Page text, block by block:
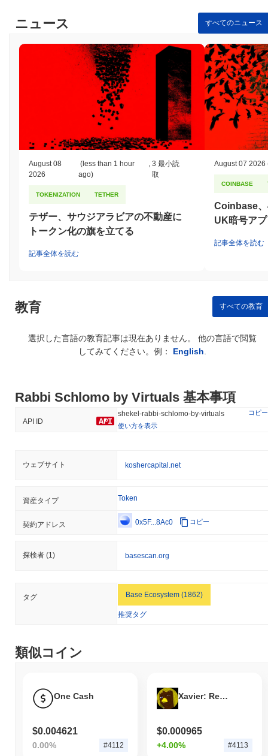
めに一定量のネイティブトークンをステーキングする必要があ
り、正直に行動するインセンティブが与えられます。プロトコル
は、Elliptic Curve Digital Signature Algorithm（ECDSA）などの高
度な暗号技術を利用して、安全な認証とデータの整合性を確保し
ます。 参加者のインセンティブを調整するために、ネットワーク
はトランザクションを成功裏に確認したバリデーターに対してス
テーキング報酬を提供し、悪意のある活動に従事したり、正しく
検証できなかったバリデーターにはスラッシングペナルティを実
施します。この二重メカニズムは、不正行為を抑制し、ネットワ
ークのセキュリティを維持するのに役立ちます。 追加の安全策に
は、定期的な監査と、利害関係者が意思決定プロセスに参加でき
る堅牢なガバナンスフレームワークが含まれます。クライアント
実装の多様性は、ネットワークの耐障害性をさらに高め、潜在的
な脆弱性や攻撃に耐えることができるようにします。
Rabbi Schlomo by Virtualsは何か論争やリスクに直
Rabbi Schlomo by Virtualsは、コミュニティガバナンスの争いと
規制の監視に関連するいくつかの論争に直面しました。2023年初
頭、プロジェクトはそのガバナンスモデルに対する反発に直面
論と提案が行われました。チームは、変更を実施するためのコミ
ュニティ投票を開始し、より透明な意思決定プロセスとプロジェ
ジェクトのトークン分類や地域の法律への遵守に関して、規制遵
守に関する懸念がありました。チームは、法的アドバイザーと積
極的に連携し、遵守を維持するための取り組みを行い、遵守状況
潜在的な規制の変化が含まれますが、これらは積極的なコミュニ
ティの関与と運営慣行の定期的な監査を通じて軽減されていま
す。
Rabbi Schlomo by Virtuals (SHEKEL)はcentralizedの暗号通貨取
引所で広く利用できます。 最もアクティブなプラットフォームは
過去24時間で、Rabbi Schlomo by Virtualsの取引量は
の増加を示しています。これは、取引活
Rabbi Schlomo by Virtualsの価格範囲の履歴は何で
すか？
史上最安値（ATL）：
れています .
Rabbi Schlomo by Virtualsの現在の時価総額はいく
ニュース すべてのニュース
August 08
2026
(less than 1 hour
ago)
,3 最小読
取
TOKENIZATION TETHER
テザー、サウジアラビアの不動産に
トークン化の旗を立てる
記事全体を読む
August 07 2026
COINBASE
Coinbase、
UK暗号ア
記事全体を読む
教育 すべての教育
選択した言語の教育記事は現在ありません。 他の言語で閲覧
してみてください。例： English
Rabbi Schlomo by Virtuals 基本事項
API ID
shekel-rabbi-schlomo-by-virtuals
コピー
使い方を表示
ウェブサイト koshercapital.net
資産タイプ Token
契約アドレス 0x5F...8Ac0 コピー
探検者 (1) basescan.org
タグ Base Ecosystem (1862)
推奨タグ
類似コイン
One Cash
$0.004621
0.00% #4112
Xavier: Renegade Angel
$0.000965
+4.00% #4113